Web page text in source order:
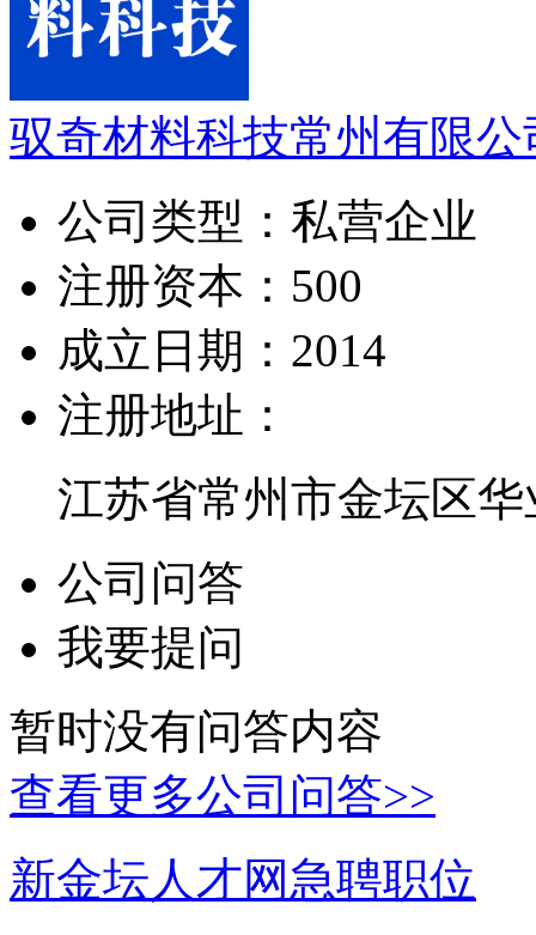
驭奇材料科技常州有限公
公司类型： 私营企业
注册资本： 500
成立日期： 2014
注册地址：
江苏省常州市金坛区华
公司问答
我要提问
暂时没有问答内容
查看更多公司问答>>
新金坛人才网急聘职位